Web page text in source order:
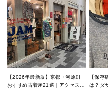
【2026年最新版】京都・河原町
おすすめ古着屋21選｜アクセス良
【保存
は？ダ